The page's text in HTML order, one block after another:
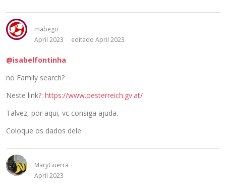
mabego
April 2023
editado April 2023
@isabelfontinha
no Family search?
Neste link?: https://www.oesterreich.gv.at/
Talvez, por aqui, vc consiga ajuda.
Coloque os dados dele
MaryGuerra
April 2023